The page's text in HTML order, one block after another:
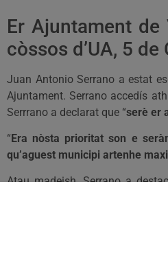
Er Ajuntament
còssos d’UA, 5 de
Juan Antonio Serrano a estat
Ajuntament. Serrano accedís
Serrrano a declarat que “serè er
“Era nòsta prioritat son e
qu’aguest municipi artenhe
Atau madeish, Serrano a